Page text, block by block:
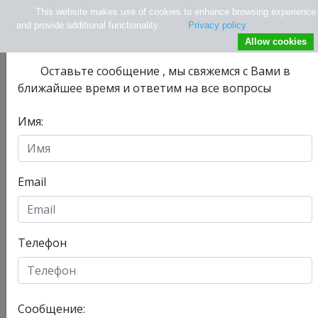
info@tlv.hospital
Лечение в Израиле»
неврологии Израиля
Не нашли нужной информации ?
Оставьте сообщениe , мы свяжемся с Вами в
ближайшее время и ответим на все вопросы
Имя:
Email
Телефон
Сообщение:
This website makes use of cookies to enhance browsing experience
and provide additional functionality.
Privacy policy
Allow cookies